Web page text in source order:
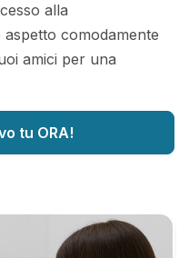
alla
comodamente
amici per una
tu ORA!